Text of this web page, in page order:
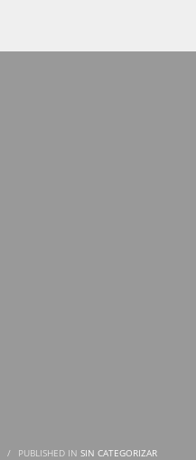
/ PUBLISHED IN SIN CATEGORIZAR